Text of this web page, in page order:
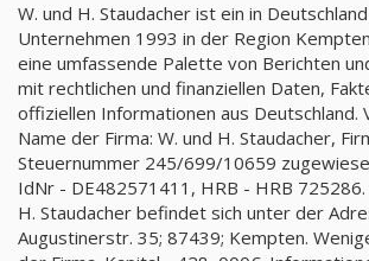
W. und H. Staudacher ist ein in
Unternehmen 1993 in der Region
eine umfassende Palette von Berichten
mit rechtlichen und finanziellen Daten,
offiziellen Informationen aus Deutschland.
Name der Firma: W. und H. Staudacher,
Steuernummer 245/699/10659
IdNr - DE482571411, HRB - HRB 725286.
H. Staudacher befindet sich unter der
Augustinerstr. 35; 87439; Kempten.